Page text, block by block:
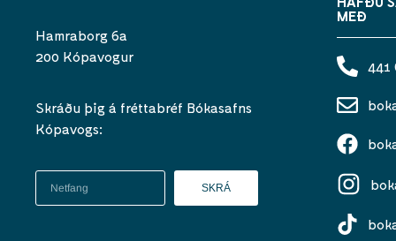
Hamraborg 6a
200 Kópavogur
Skráðu þig á fréttabréf Bókasafns
Kópavogs:
SKRÁ
MEÐ
441